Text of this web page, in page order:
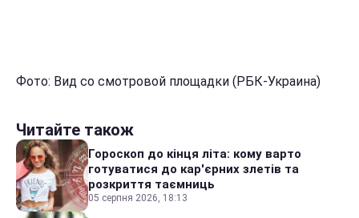
Фото: Вид со смотровой площадки (РБК-Украина)
Читайте також
Гороскоп до кінця літа: кому варто
готуватися до кар'єрних злетів та
розкриття таємниць
05 серпня 2026, 18:13